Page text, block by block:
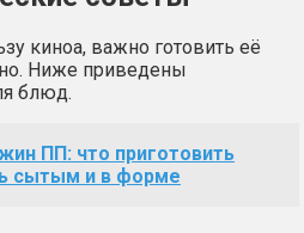
киноа, важно готовить её
Ниже приведены
блюд.
ПП: что приготовить
сытым и в форме